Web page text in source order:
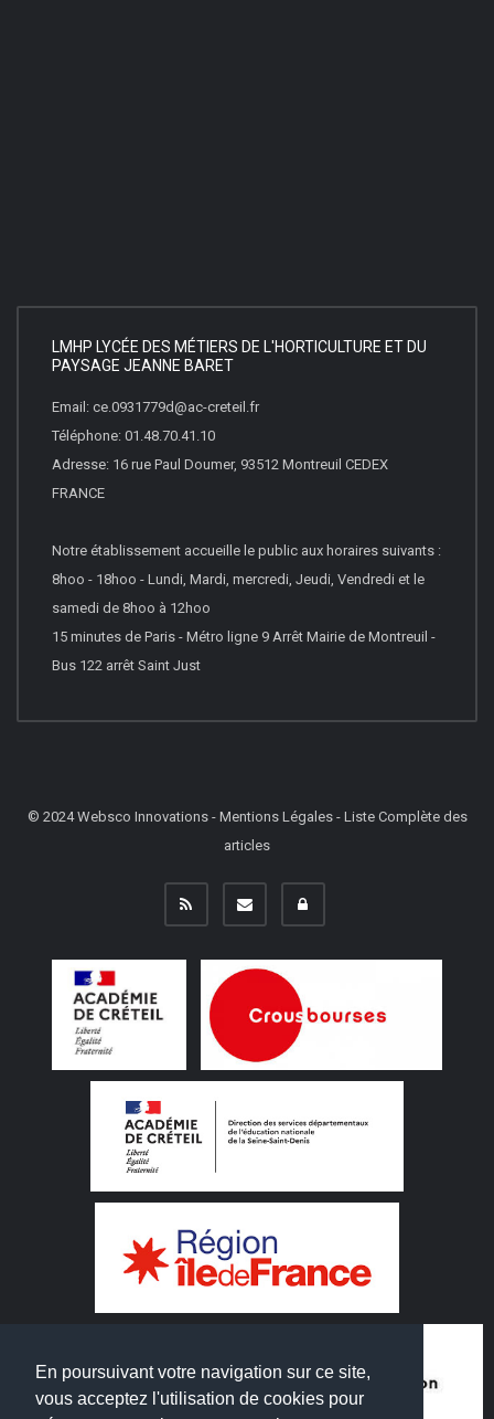
En poursuivant votre navigation sur ce site,
vous acceptez l'utilisation de cookies pour
LMHP LYCÉE DES MÉTIERS DE L'HORTICULTURE ET DU
PAYSAGE JEANNE BARET
Email: ce.0931779d@ac-creteil.fr
Téléphone: 01.48.70.41.10
Adresse: 16 rue Paul Doumer, 93512 Montreuil CEDEX
FRANCE
Notre établissement accueille le public aux horaires suivants :
8hoo - 18hoo - Lundi, Mardi, mercredi, Jeudi, Vendredi et le
samedi de 8hoo à 12hoo
15 minutes de Paris - Métro ligne 9 Arrêt Mairie de Montreuil -
Bus 122 arrêt Saint Just
© 2024Websco Innovations- Mentions Légales- Liste Complète des
articles